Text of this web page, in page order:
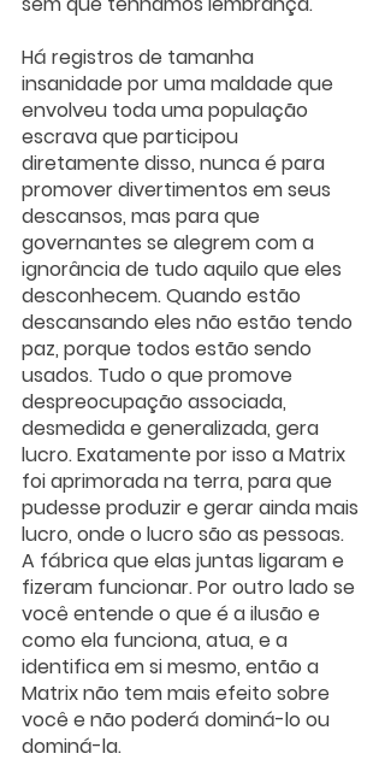
Há registros de tamanha
insanidade por uma maldade que
envolveu toda uma população
escrava que participou
diretamente disso, nunca é para
promover divertimentos em seus
descansos, mas para que
governantes se alegrem com a
ignorância de tudo aquilo que eles
desconhecem. Quando estão
descansando eles não estão tendo
paz, porque todos estão sendo
usados. Tudo o que promove
despreocupação associada,
desmedida e generalizada, gera
lucro. Exatamente por isso a Matrix
foi aprimorada na terra, para que
pudesse produzir e gerar ainda mais
lucro, onde o lucro são as pessoas.
A fábrica que elas juntas ligaram e
fizeram funcionar. Por outro lado se
você entende o que é a ilusão e
como ela funciona, atua, e a
identifica em si mesmo, então a
Matrix não tem mais efeito sobre
você e não poderá dominá-lo ou
dominá-la.